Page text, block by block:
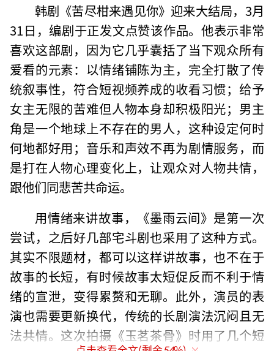
韩剧《苦尽柑来遇见你》迎来大结局，3月
31日，编剧于正发文点赞该作品。他表示非常
喜欢这部剧，因为它几乎囊括了当下观众所有
爱看的元素：以情绪铺陈为主，完全打散了传
统叙事性，符合短视频养成的收看习惯；给予
女主无限的苦难但人物本身却积极阳光；男主
角是一个地球上不存在的男人，这种设定何时
何地都好用；音乐和声效不再为剧情服务，而
是打在人物心理变化上，让观众对人物共情，
跟他们同悲苦共命运。
用情绪来讲故事，《墨雨云间》是第一次
尝试，之后好几部宅斗剧也采用了这种方式。
其实不限题材，都可以这样讲故事，也不在于
故事的长短，有时候故事太短促反而不利于情
绪的宣泄，变得累赘和无聊。此外，演员的表
演也需要更新换代，传统的长剧演法沉闷且无
法共情。这次拍摄《玉茗茶骨》时用了几个短